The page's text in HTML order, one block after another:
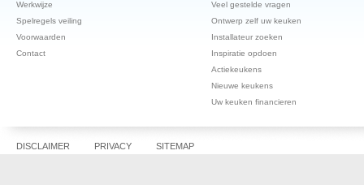
Werkwijze
Spelregels veiling
Voorwaarden
Contact
Veel gestelde vragen
Ontwerp zelf uw keuken
Installateur zoeken
Inspiratie opdoen
Actiekeukens
Nieuwe keukens
Uw keuken financieren
DISCLAIMER PRIVACY SITEMAP